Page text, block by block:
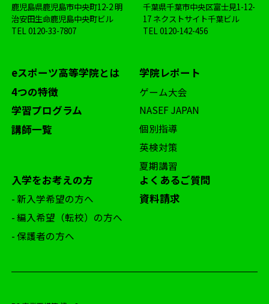
鹿児島県鹿児島市中央町12-2 明
治安田生命鹿児島中央町ビル
TEL0120-33-7807
千葉県千葉市中央区富士見1-12-
17 ネクストサイト千葉ビル
TEL0120-142-456
eスポーツ高等学院とは
4つの特徴
学習プログラム
講師一覧
学院レポート
ゲーム大会
NASEF JAPAN
個別指導
英検対策
夏期講習
入学をお考えの方
- 新入学希望の方へ
- 編入希望（転校）の方へ
- 保護者の方へ
よくあるご質問
資料請求